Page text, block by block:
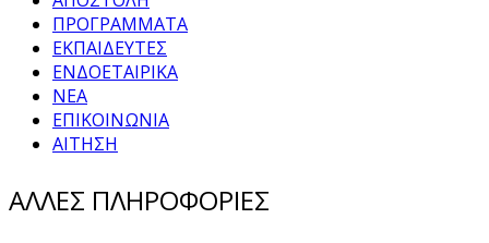
ΠΡΟΓΡΑΜΜΑΤΑ
ΕΚΠΑΙΔΕΥΤΕΣ
ΕΝΔΟΕΤΑΙΡΙΚΑ
ΝΕΑ
ΕΠΙΚΟΙΝΩΝΙΑ
ΑΙΤΗΣΗ
ΑΛΛΕΣ ΠΛΗΡΟΦΟΡΙΕΣ